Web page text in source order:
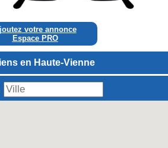
votre annonce
Espace PRO
en Haute-Vienne